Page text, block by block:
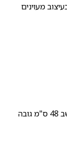
מעוינים
מידות הכיסא: רוחב המושב 44 ס"מ גובה המושב 48 ס"מ גובה